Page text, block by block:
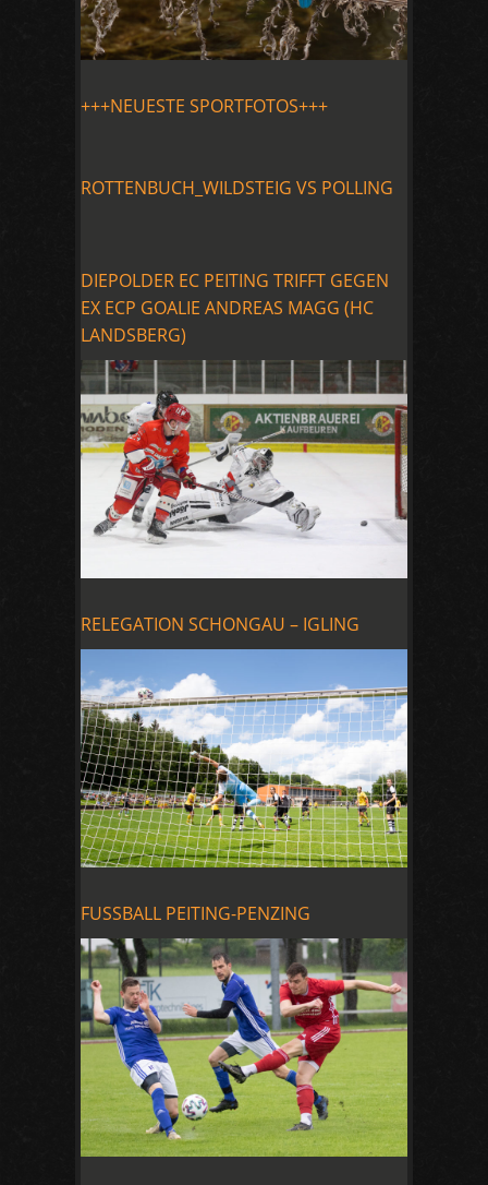
+++NEUESTE SPORTFOTOS+++
ROTTENBUCH_WILDSTEIG VS POLLING
DIEPOLDER EC PEITING TRIFFT GEGEN
EX ECP GOALIE ANDREAS MAGG (HC
LANDSBERG)
RELEGATION SCHONGAU – IGLING
FUSSBALL PEITING-PENZING